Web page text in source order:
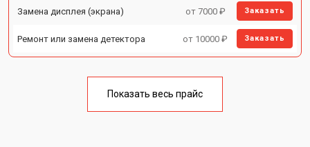
Замена дисплея (экрана) от 7000 ₽ Заказать
Ремонт или замена детектора от 10000 ₽ Заказать
Показать весь прайс